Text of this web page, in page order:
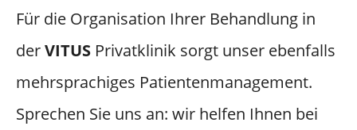
Für die Organisation Ihrer Behandlung in
derVITUS Privatklinik sorgt unser ebenfalls
mehrsprachiges Patientenmanagement.
Sprechen Sie uns an: wir helfen Ihnen bei